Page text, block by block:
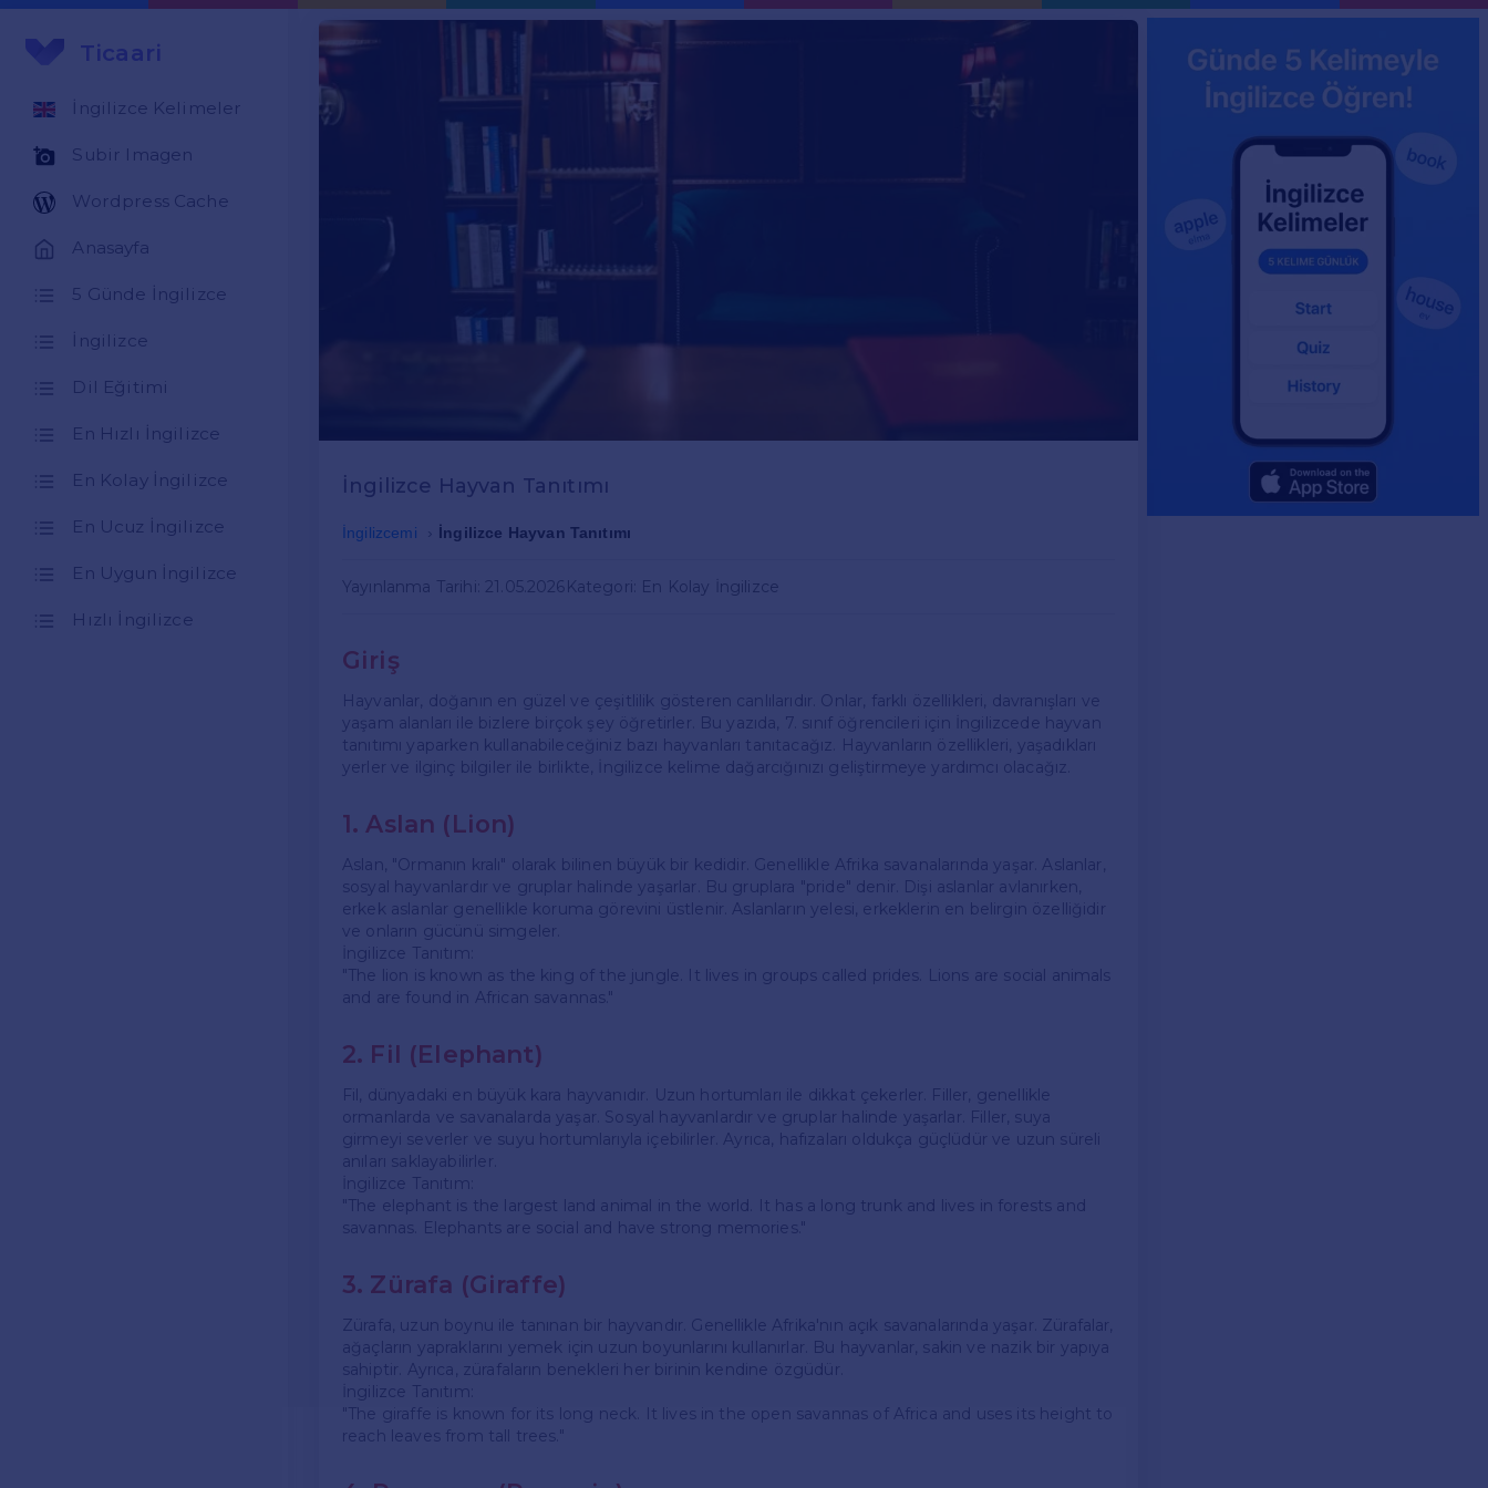
Ticaari
İngilizce Kelimeler
Subir Imagen
Wordpress Cache
Anasayfa
5 Günde İngilizce
İngilizce
Dil Eğitimi
En Hızlı İngilizce
En Kolay İngilizce
En Ucuz İngilizce
En Uygun İngilizce
Hızlı İngilizce
İngilizce Hayvan Tanıtımı
İngilizcemi İngilizce Hayvan Tanıtımı
Yayınlanma Tarihi: 21.05.2026 Kategori: En Kolay İngilizce
Giriş
Hayvanlar, doğanın en güzel ve çeşitlilik gösteren canlılarıdır. Onlar, farklı özellikleri, davranışları ve
yaşam alanları ile bizlere birçok şey öğretirler. Bu yazıda, 7. sınıf öğrencileri için İngilizcede hayvan
tanıtımı yaparken kullanabileceğiniz bazı hayvanları tanıtacağız. Hayvanların özellikleri, yaşadıkları
yerler ve ilginç bilgiler ile birlikte, İngilizce kelime dağarcığınızı geliştirmeye yardımcı olacağız.
1. Aslan (Lion)
Aslan, "Ormanın kralı" olarak bilinen büyük bir kedidir. Genellikle Afrika savanalarında yaşar. Aslanlar,
sosyal hayvanlardır ve gruplar halinde yaşarlar. Bu gruplara "pride" denir. Dişi aslanlar avlanırken,
erkek aslanlar genellikle koruma görevini üstlenir. Aslanların yelesi, erkeklerin en belirgin özelliğidir
ve onların gücünü simgeler.
İngilizce Tanıtım:
"The lion is known as the king of the jungle. It lives in groups called prides. Lions are social animals
and are found in African savannas."
2. Fil (Elephant)
Fil, dünyadaki en büyük kara hayvanıdır. Uzun hortumları ile dikkat çekerler. Filler, genellikle
ormanlarda ve savanalarda yaşar. Sosyal hayvanlardır ve gruplar halinde yaşarlar. Filler, suya
girmeyi severler ve suyu hortumlarıyla içebilirler. Ayrıca, hafızaları oldukça güçlüdür ve uzun süreli
anıları saklayabilirler.
İngilizce Tanıtım:
"The elephant is the largest land animal in the world. It has a long trunk and lives in forests and
savannas. Elephants are social and have strong memories."
3. Zürafa (Giraffe)
Zürafa, uzun boynu ile tanınan bir hayvandır. Genellikle Afrika'nın açık savanalarında yaşar. Zürafalar,
ağaçların yapraklarını yemek için uzun boyunlarını kullanırlar. Bu hayvanlar, sakin ve nazik bir yapıya
sahiptir. Ayrıca, zürafaların benekleri her birinin kendine özgüdür.
İngilizce Tanıtım:
"The giraffe is known for its long neck. It lives in the open savannas of Africa and uses its height to
reach leaves from tall trees."